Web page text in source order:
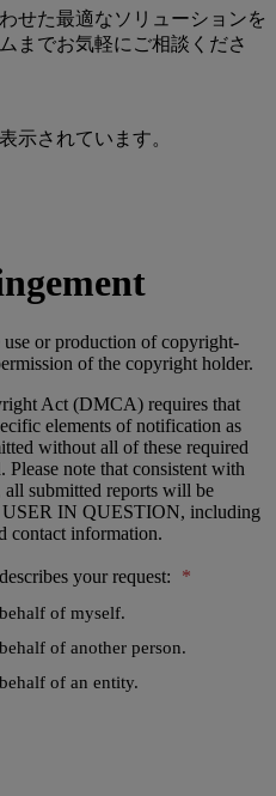
せた最適なソリューションを
までお気軽にご相談くださ
示されています。
or production of copyright-
of the copyright holder.
Act (DMCA) requires that
elements of notification as
without all of these required
Please note that consistent with
all submitted reports will be
IN QUESTION, including
contact information.
your request:
of myself.
of another person.
of an entity.